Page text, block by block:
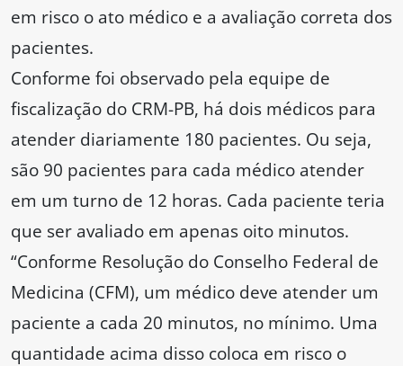
em risco o ato médico e a avaliação correta dos
pacientes.
Conforme foi observado pela equipe de
fiscalização do CRM-PB, há dois médicos para
atender diariamente 180 pacientes. Ou seja,
são 90 pacientes para cada médico atender
em um turno de 12 horas. Cada paciente teria
que ser avaliado em apenas oito minutos.
“Conforme Resolução do Conselho Federal de
Medicina (CFM), um médico deve atender um
paciente a cada 20 minutos, no mínimo. Uma
quantidade acima disso coloca em risco o